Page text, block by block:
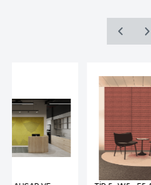
3.2.Kalıcı Çerezler
Bu tür çerezler tercihlerinizi
kullanılır ve tarayıcılar
bilgisayarınızı yeniden
saklı kalır. Tarayıcınızın
kadar bu çerezler
klasörlerinde tutulurlar.
Kalıcı çerezlerin bazı türleri;
kullanım amacınız gibi
bulundurarak sizlere özel
için kullanılabilmektedir.